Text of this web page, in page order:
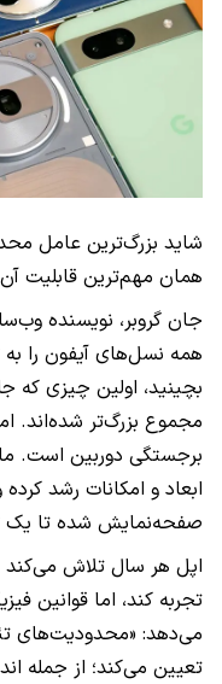
شاید بزرگ‌ترین عامل
همان مهم‌ترین قابلیت
همه نسل‌های آیفون را
بچینید، اولین چیزی
مجموع بزرگ‌تر شده‌اند.
برجستگی دوربین است.
ابعاد و امکانات رشد
صفحه‌نمایش شده تا یک
اپل هر سال تلاش
تجربه کند، اما قوانین
می‌دهد: «محدودیت‌های
تعیین می‌کند؛ از جمله